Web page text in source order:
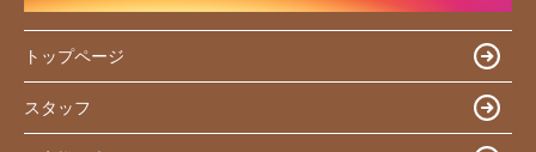
トップページ
スタッフ